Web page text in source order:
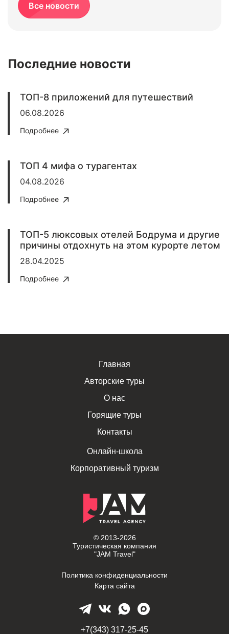
Все новости
Последние новости
ТОП-8 приложений для путешествий
06.08.2026
Подробнее
ТОП 4 мифа о турагентах
04.08.2026
Подробнее
ТОП-5 люксовых отелей Бодрума и другие
причины отдохнуть на этом курорте летом
28.04.2025
Подробнее
© 2013-2026
Туристическая компания
"JAM Travel"
Политика конфиденциальности
Карта сайта
Главная
Авторские туры
О нас
Горящие туры
Контакты
Онлайн-школа
Корпоративный туризм
+7(343) 317-25-45